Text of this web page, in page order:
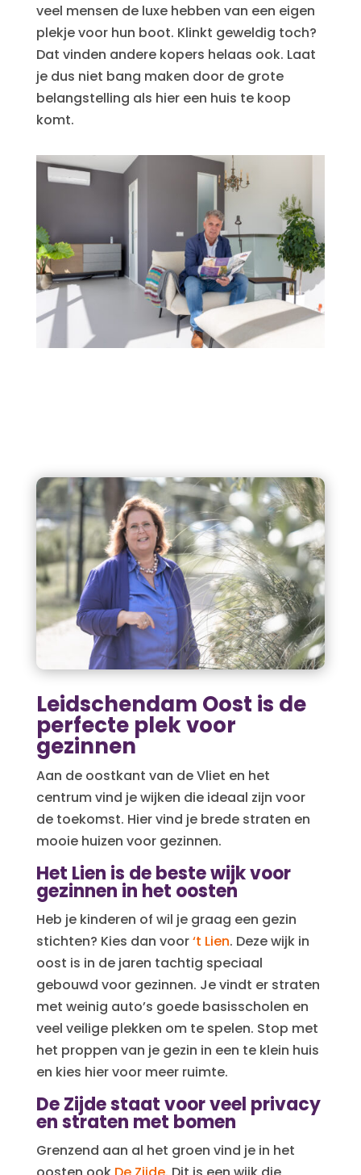
veel mensen de luxe hebben van een eigen
plekje voor hun boot. Klinkt geweldig toch?
Dat vinden andere kopers helaas ook. Laat
je dus niet bang maken door de grote
belangstelling als hier een huis te koop
komt.
Leidschendam Oost is de
perfecte plek voor
gezinnen
Aan de oostkant van de Vliet en het
centrum vind je wijken die ideaal zijn voor
de toekomst. Hier vind je brede straten en
mooie huizen voor gezinnen.
Het Lien is de beste wijk voor
gezinnen in het oosten
Heb je kinderen of wil je graag een gezin
stichten? Kies dan voor‘t Lien. Deze wijk in
oost is in de jaren tachtig speciaal
gebouwd voor gezinnen. Je vindt er straten
met weinig auto’s goede basisscholen en
veel veilige plekken om te spelen. Stop met
het proppen van je gezin in een te klein huis
en kies hier voor meer ruimte.
De Zijde staat voor veel privacy
en straten met bomen
Grenzend aan al het groen vind je in het